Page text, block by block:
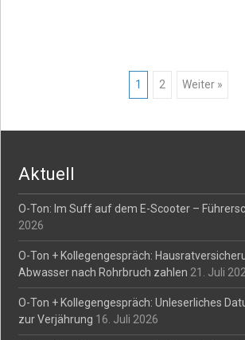
navigation
1 2 Weiter »
Aktuell
O-Ton: Im Suff auf dem E-Scooter –
2026
O-Ton + Kollegengespräch:
Abwasser nach Rohrbruch zahlen 21. Juli
O-Ton + Kollegengespräch: Unleserliches
zur Verjährung 16. Juli 2026